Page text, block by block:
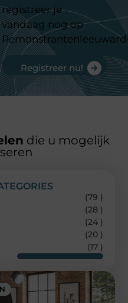
registreer je
vandaag nog op
Registreer nu!
die u mogelijk
(79 )
(28 )
(24 )
(20 )
(17 )